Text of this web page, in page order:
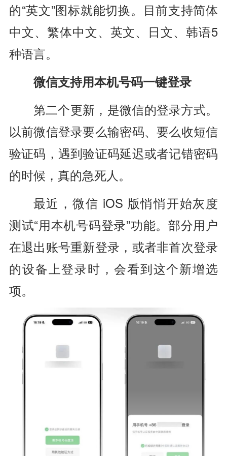
的“英文”图标就能切换。目前支持简体
中文、繁体中文、英文、日文、韩语5
种语言。
微信支持用本机号码一键登录
第二个更新，是微信的登录方式。
以前微信登录要么输密码、要么收短信
验证码，遇到验证码延迟或者记错密码
的时候，真的急死人。
最近，微信 iOS 版悄悄开始灰度
测试“用本机号码登录”功能。部分用户
在退出账号重新登录，或者非首次登录
的设备上登录时，会看到这个新增选
项。